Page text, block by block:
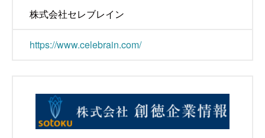
株式会社セレブレイン
https://www.celebrain.com/